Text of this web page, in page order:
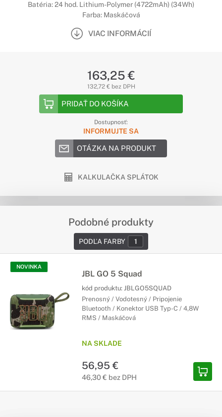
Batéria: 24 hod. Lithium-Polymer (4722mAh) (34Wh)
Farba: Maskáčová
VIAC INFORMÁCIÍ
163,25 €
132,72 € bez DPH
PRIDAŤ DO KOŠÍKA
Dostupnosť:
INFORMUJTE SA
OTÁZKA NA PRODUKT
KALKULAČKA SPLÁTOK
Podobné produkty
PODĽA FARBY 1
NOVINKA
JBL GO 5 Squad
kód produktu: JBLGO5SQUAD
Prenosný / Vodotesný / Pripojenie
Bluetooth / Konektor USB Typ-C / 4,8W
RMS / Maskáčová
NA SKLADE
56,95 €
46,30 € bez DPH